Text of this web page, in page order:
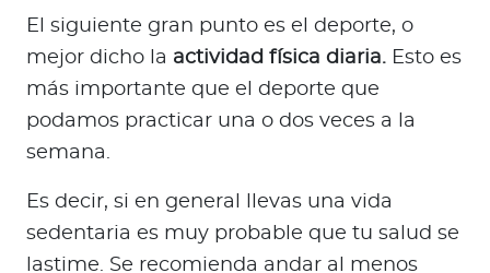
El siguiente gran punto es el deporte, o
mejor dicho la actividad física diaria. Esto es
más importante que el deporte que
podamos practicar una o dos veces a la
semana.
Es decir, si en general llevas una vida
sedentaria es muy probable que tu salud se
lastime. Se recomienda andar al menos